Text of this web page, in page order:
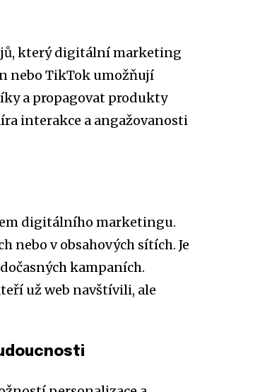
který digitální marketing
nebo TikTok umožňují
a propagovat produkty
interakce a angažovanosti
digitálního marketingu.
nebo v obsahových sítích. Je
kampaních.
už web navštívili, ale